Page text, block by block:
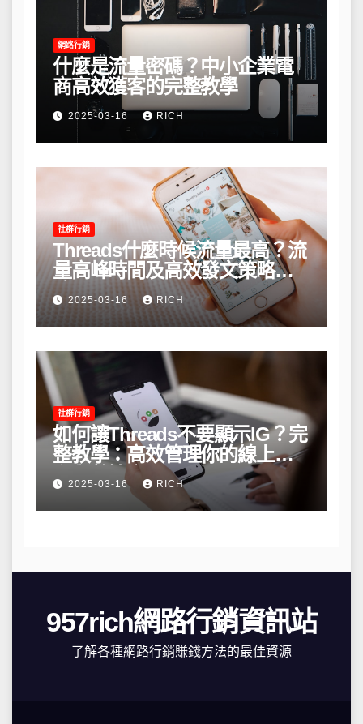
網路行銷
什麼是流量密碼？中小企業電
商高效獲客的完整教學
2025-03-16 RICH
社群行銷
Threads什麼時候流量最高？流
量高峰時間及高效發文策略攻
略2025-03-16 RICH
社群行銷
如何讓Threads不要顯示IG？完
整教學：高效管理你的線上隱
私與數據安全
2025-03-16 RICH
957rich網路行銷資訊站
了解各種網路行銷賺錢方法的最佳資源